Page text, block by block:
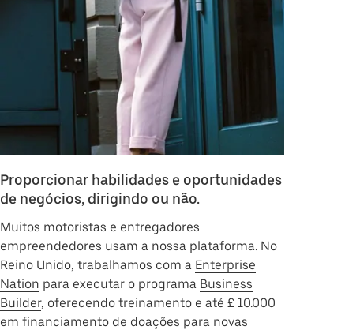
Proporcionar habilidades e oportunidades
de negócios, dirigindo ou não.
Muitos motoristas e entregadores
empreendedores usam a nossa plataforma. No
Reino Unido, trabalhamos com a Enterprise
Nation para executar o programa Business
Builder, oferecendo treinamento e até £ 10.000
em financiamento de doações para novas